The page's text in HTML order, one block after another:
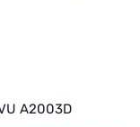
A2003D